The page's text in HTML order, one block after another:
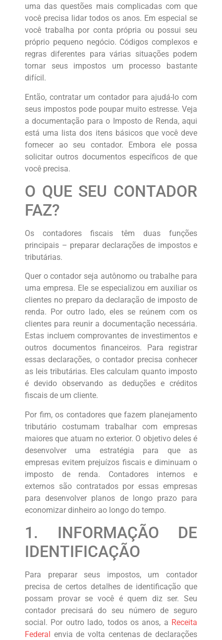
uma das questões mais complicadas com que
você precisa lidar todos os anos. Em especial se
você trabalha por conta própria ou possui seu
próprio pequeno negócio. Códigos complexos e
regras diferentes para várias situações podem
tornar seus impostos um processo bastante
difícil.
Então, contratar um contador para ajudá-lo com
seus impostos pode poupar muito estresse. Veja
a documentação para o Imposto de Renda, aqui
está uma lista dos itens básicos que você deve
fornecer ao seu contador. Embora ele possa
solicitar outros documentos específicos de que
você precisa.
O QUE SEU CONTADOR
FAZ?
Os contadores fiscais têm duas funções
principais – preparar declarações de impostos e
tributárias.
Quer o contador seja autônomo ou trabalhe para
uma empresa. Ele se especializou em auxiliar os
clientes no preparo da declaração de imposto de
renda. Por outro lado, eles se reúnem com os
clientes para reunir a documentação necessária.
Estas incluem comprovantes de investimentos e
outros documentos financeiros. Para registrar
essas declarações, o contador precisa conhecer
as leis tributárias. Eles calculam quanto imposto
é devido observando as deduções e créditos
fiscais de um cliente.
Por fim, os contadores que fazem planejamento
tributário costumam trabalhar com empresas
maiores que atuam no exterior. O objetivo deles é
desenvolver uma estratégia para que as
empresas evitem prejuízos fiscais e diminuam o
imposto de renda. Contadores internos e
externos são contratados por essas empresas
para desenvolver planos de longo prazo para
economizar dinheiro ao longo do tempo.
1. INFORMAÇÃO DE
IDENTIFICAÇÃO
Para preparar seus impostos, um contador
precisa de certos detalhes de identificação que
possam provar se você é quem diz ser. Seu
contador precisará do seu número de seguro
social. Por outro lado, todos os anos, a Receita
Federal envia de volta centenas de declarações